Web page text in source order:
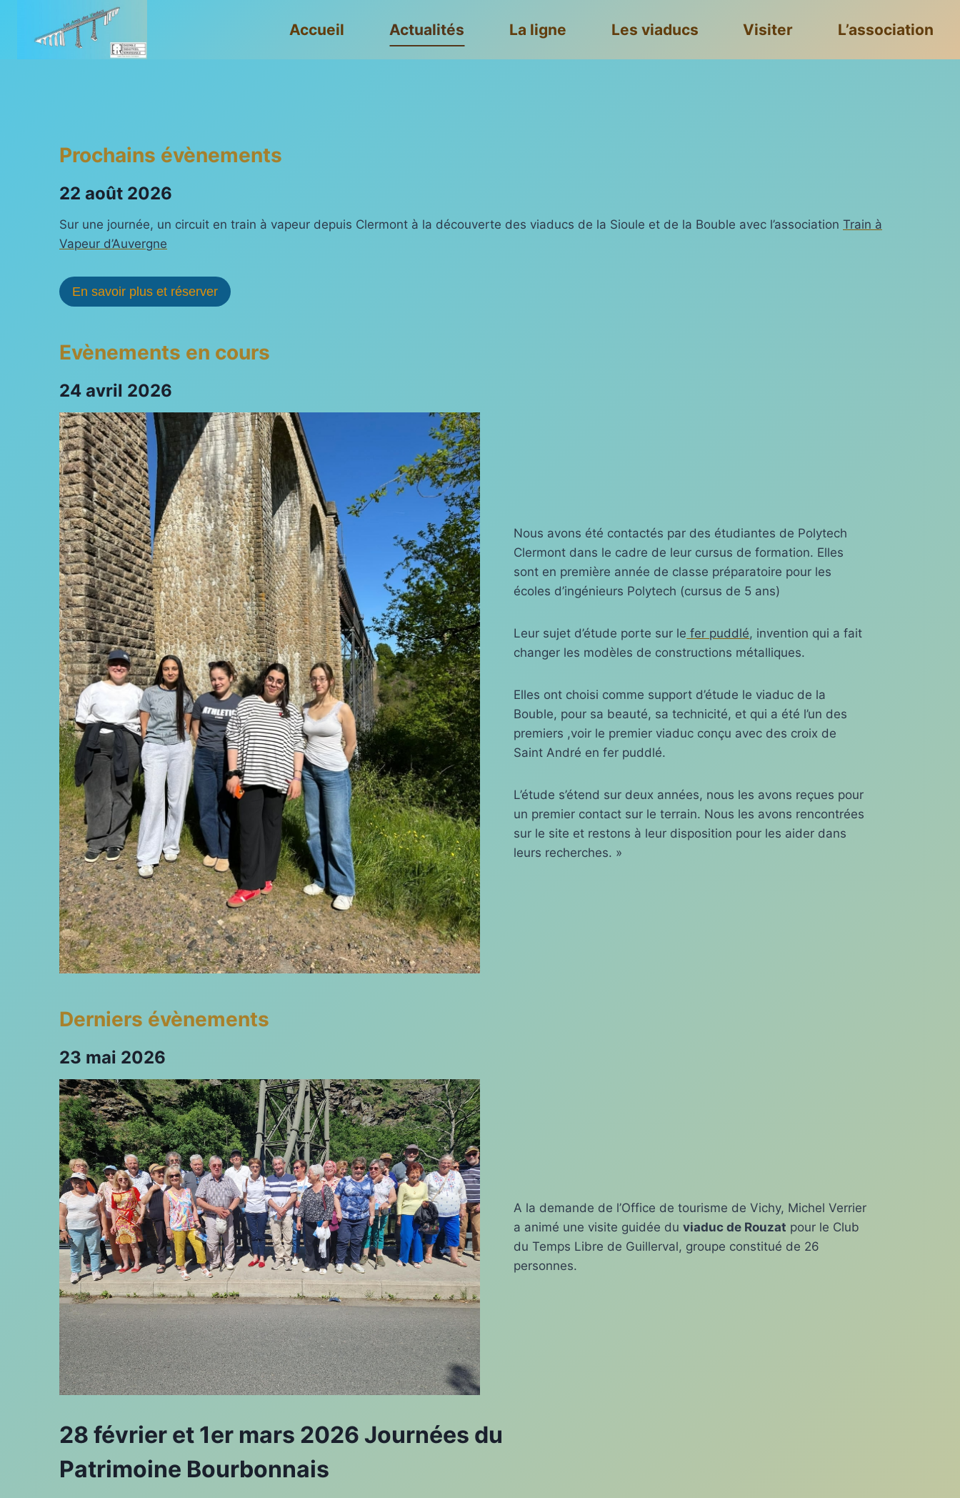
contenu
Accueil Actualités La ligne Les viaducs Visiter L’association
Prochains évènements
22 août 2026
Sur une journée, un circuit en train à vapeur depuis Clermont à la découverte des viaducs de la Sioule et de la Bouble avec l’association Train à
Vapeur d’Auvergne
En savoir plus et réserver
Evènements en cours
24 avril 2026
Nous avons été contactés par des étudiantes de Polytech
Clermont dans le cadre de leur cursus de formation. Elles
sont en première année de classe préparatoire pour les
écoles d’ingénieurs Polytech (cursus de 5 ans)
Leur sujet d’étude porte sur le fer puddlé, invention qui a fait
changer les modèles de constructions métalliques.
Elles ont choisi comme support d’étude le viaduc de la
Bouble, pour sa beauté, sa technicité, et qui a été l’un des
premiers ,voir le premier viaduc conçu avec des croix de
Saint André en fer puddlé.
L’étude s’étend sur deux années, nous les avons reçues pour
un premier contact sur le terrain. Nous les avons rencontrées
sur le site et restons à leur disposition pour les aider dans
leurs recherches. »
Derniers évènements
23 mai 2026
A la demande de l’Office de tourisme de Vichy, Michel Verrier
a animé une visite guidée duviaduc de Rouzat pour le Club
du Temps Libre de Guillerval, groupe constitué de 26
personnes.
28 février et 1er mars 2026 Journées du
Patrimoine Bourbonnais